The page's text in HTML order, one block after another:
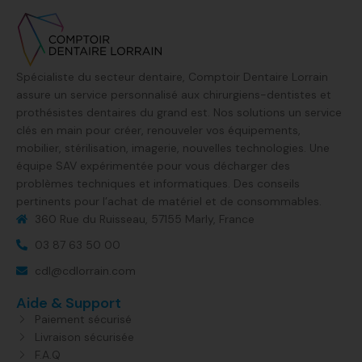
Spécialiste du secteur dentaire, Comptoir Dentaire Lorrain
assure un service personnalisé aux chirurgiens-dentistes et
prothésistes dentaires du grand est. Nos solutions un service
clés en main pour créer, renouveler vos équipements,
mobilier, stérilisation, imagerie, nouvelles technologies. Une
équipe SAV expérimentée pour vous décharger des
problèmes techniques et informatiques. Des conseils
pertinents pour l’achat de matériel et de consommables.
360 Rue du Ruisseau, 57155 Marly, France​
03 87 63 50 00
cdl@cdlorrain.com
Aide & Support
Paiement sécurisé
Livraison sécurisée
F.A.Q